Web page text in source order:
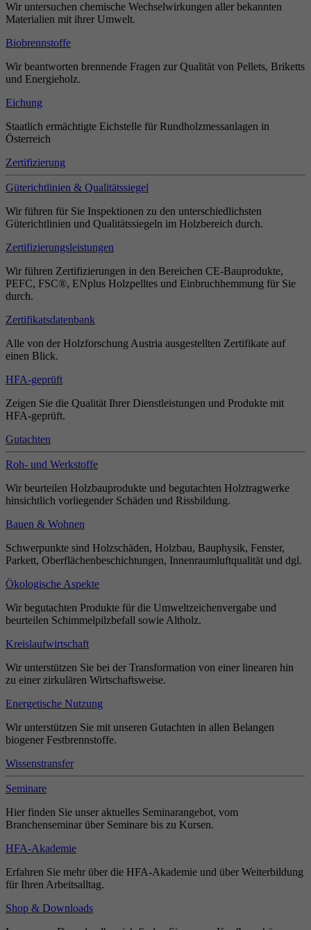
Wir untersuchen chemische Wechselwirkungen aller bekannten
Materialien mit ihrer Umwelt.
Biobrennstoffe
Wir beantworten brennende Fragen zur Qualität von Pellets, Briketts
und Energieholz.
Eichung
Staatlich ermächtigte Eichstelle für Rundholzmessanlagen in
Österreich
Zertifizierung
Güterichtlinien & Qualitätssiegel
Wir führen für Sie Inspektionen zu den unterschiedlichsten
Güterichtlinien und Qualitätssiegeln im Holzbereich durch.
Zertifizierungsleistungen
Wir führen Zertifizierungen in den Bereichen CE-Bauprodukte,
PEFC, FSC®, ENplus Holzpelltes und Einbruchhemmung für Sie
durch.
Zertifikatsdatenbank
Alle von der Holzforschung Austria ausgestellten Zertifikate auf
einen Blick.
HFA-geprüft
Zeigen Sie die Qualität Ihrer Dienstleistungen und Produkte mit
HFA-geprüft.
Gutachten
Roh- und Werkstoffe
Wir beurteilen Holzbauprodukte und begutachten Holztragwerke
hinsichtlich vorliegender Schäden und Rissbildung.
Bauen & Wohnen
Schwerpunkte sind Holzschäden, Holzbau, Bauphysik, Fenster,
Parkett, Oberflächenbeschichtungen, Innenraumluftqualität und dgl.
Ökologische Aspekte
Wir begutachten Produkte für die Umweltzeichenvergabe und
beurteilen Schimmelpilzbefall sowie Altholz.
Kreislaufwirtschaft
Wir unterstützen Sie bei der Transformation von einer linearen hin
zu einer zirkulären Wirtschaftsweise.
Energetische Nutzung
Wir unterstützen Sie mit unseren Gutachten in allen Belangen
biogener Festbrennstoffe.
Wissenstransfer
Seminare
Hier finden Sie unser aktuelles Seminarangebot, vom
Branchenseminar über Seminare bis zu Kursen.
HFA-Akademie
Erfahren Sie mehr über die HFA-Akademie und über Weiterbildung
für Ihren Arbeitsalltag.
Shop & Downloads